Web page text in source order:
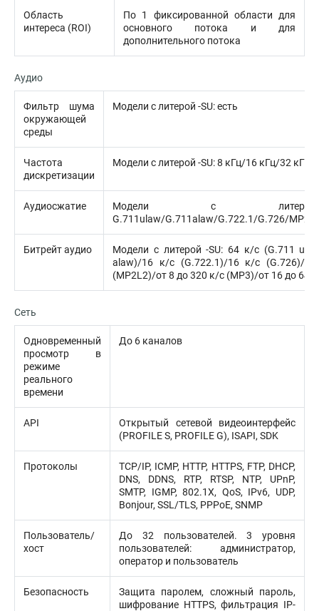
Область
интереса (ROI)
По 1 фиксированной области для
основного потока и для
дополнительного потока
Аудио
Фильтр шума
окружающей
среды
Модели с литерой -SU: есть
Частота
дискретизации
Модели с литерой -SU: 8 кГц/16 кГц/32 кГц/
Аудиосжатие
Модели с
G.711ulaw/G.711alaw/G.722.1/G.726/
Битрейт аудио
Модели с литерой -SU: 64 к/с (G.711
alaw)/16 к/с (G.722.1)/16 к/с (G.726)/
(MP2L2)/от 8 до 320 к/с (MP3)/от 16 до 64
Сеть
Одновременный
просмотр в
режиме
реального
времени
До 6 каналов
API
Открытый сетевой видеоинтерфейс
(PROFILE S, PROFILE G), ISAPI, SDK
Протоколы
TCP/IP, ICMP, HTTP, HTTPS, FTP, DHCP,
DNS, DDNS, RTP, RTSP, NTP, UPnP,
SMTP, IGMP, 802.1X, QoS, IPv6, UDP,
Bonjour, SSL/TLS, PPPoE, SNMP
Пользователь/
хост
До 32 пользователей. 3 уровня
пользователей: администратор,
оператор и пользователь
Безопасность
Защита паролем, сложный пароль,
шифрование HTTPS, фильтрация IP-